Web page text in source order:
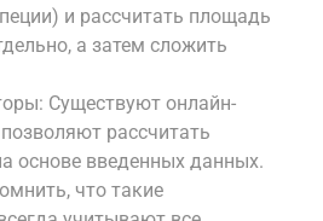
и рассчитать площадь
а затем сложить
Существуют онлайн-
рассчитать
основе введенных данных.
что такие